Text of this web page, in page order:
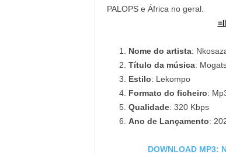
PALOPS e África no geral.
Nome do artista:
Título da música:
Estilo: Lekompo
Formato do ficheiro:
Qualidade: 320 Kbps
Ano de Lançamento:
DOWNLOAD MP3: